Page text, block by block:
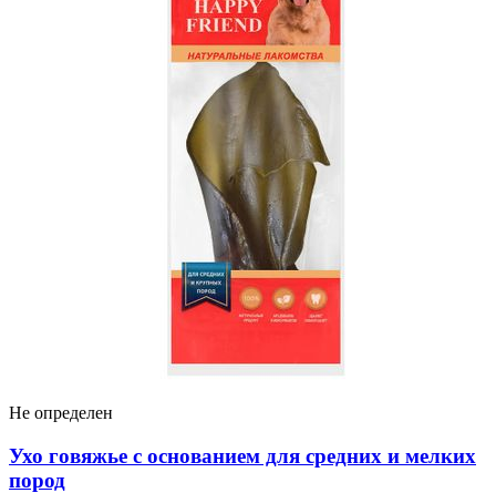
Не определен
Ухо говяжье с основанием для средних и мелких
пород